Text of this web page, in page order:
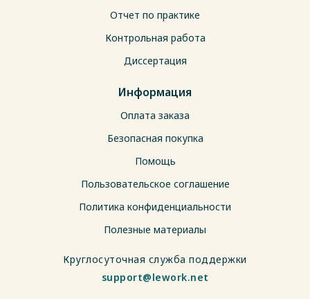
Отчет по практике
Контрольная работа
Диссертация
Информация
Оплата заказа
Безопасная покупка
Помощь
Пользовательское соглашение
Политика конфиденциальности
Полезные материалы
Круглосуточная служба поддержки
support@lework.net